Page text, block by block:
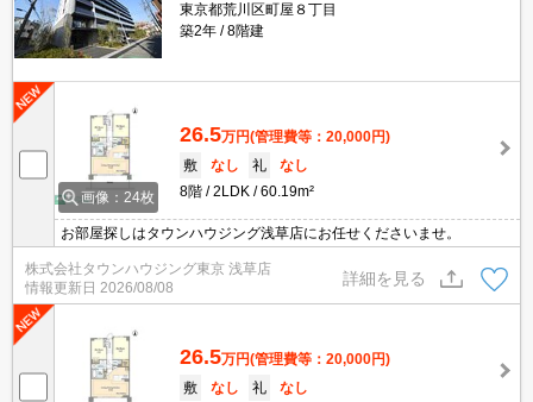
東京都荒川区町屋８丁目
築2年
8階建
画像：24枚
26.5万円(管理費等：20,000円)
敷
なし 礼
なし
8階
2LDK 60.19m²
お部屋探しはタウンハウジング浅草店にお任せくださいませ。
株式会社タウンハウジング東京 浅草店
情報更新日 2026/08/08
詳細を見る
26.5万円(管理費等：20,000円)
敷
なし 礼
なし